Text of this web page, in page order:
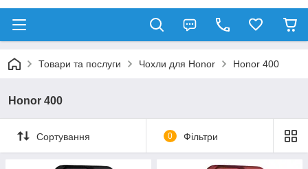
Товари та послуги Чохли для Honor Honor 400
Honor 400
Сортування 0 Фільтри